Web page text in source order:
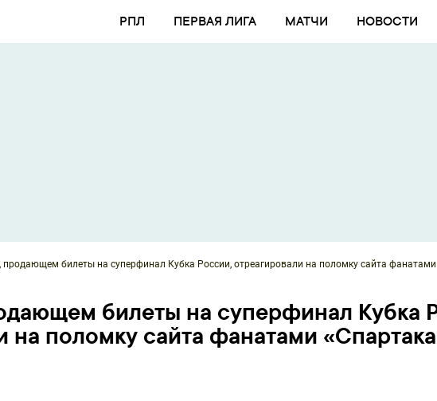
РПЛ ПЕРВАЯ ЛИГА МАТЧИ НОВОСТИ
продающем билеты на суперфинал Кубка России, отреагировали на поломку сайта
билеты на суперфинал Кубка
на поломку сайта фанатами